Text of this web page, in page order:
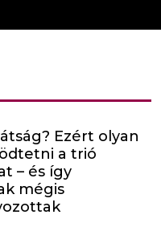
Ezért olyan
a trió
– és így
mégis